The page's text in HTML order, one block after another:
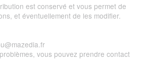
est conservé et vous permet de
et éventuellement de les modifier.
vous pouvez prendre contact